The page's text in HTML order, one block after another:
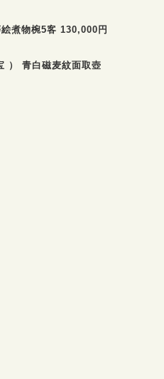
絵煮物椀5客 130,000円
青白磁麦紋面取壺